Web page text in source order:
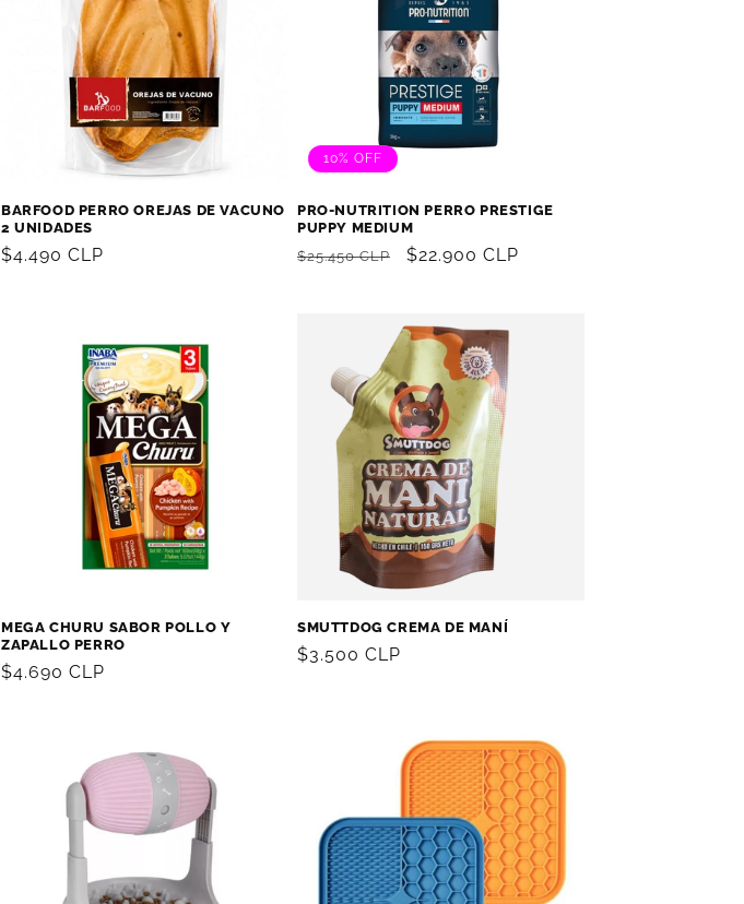
BARFOOD PERRO OREJAS DE VACUNO
2 UNIDADES
Precio
$4.490 CLP
10% OFF
PRO-NUTRITION PERRO PRESTIGE
PUPPY MEDIUM
Precio
$25.450 CLP
Precio
$22.900 CLP
MEGA CHURU SABOR POLLO Y
ZAPALLO PERRO
Precio
$4.690 CLP
SMUTTDOG CREMA DE MANÍ
Precio
$3.500 CLP